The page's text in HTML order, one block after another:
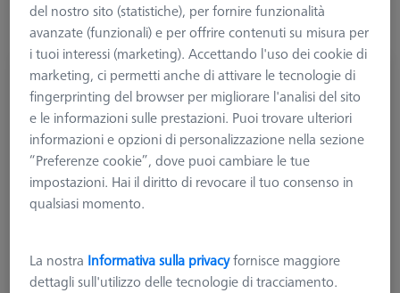
Set per qualifica RT
626106-9370-000
del nostro sito (statistiche), per fornire funzionalità
avanzate (funzionali) e per offrire contenuti su misura per
i tuoi interessi (marketing). Accettando l'uso dei cookie di
marketing, ci permetti anche di attivare le tecnologie di
fingerprinting del browser per migliorare l'analisi del sito
e le informazioni sulle prestazioni. Puoi trovare ulteriori
informazioni e opzioni di personalizzazione nella sezione
“Preferenze cookie”, dove puoi cambiare le tue
impostazioni. Hai il diritto di revocare il tuo consenso in
qualsiasi momento.
La nostra Informativa sulla privacyfornisce maggiore
dettagli sull'utilizzo delle tecnologie di tracciamento.